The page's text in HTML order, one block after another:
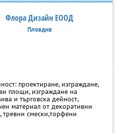
Флора Дизайн ЕООД
Пловдив
проектиране, изграждане,
площи, изграждане на
и търговска дейност,
материал от декоративни
тревни смески,торфени